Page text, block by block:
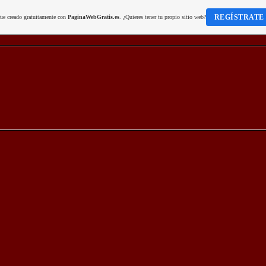
creado gratuitamente con PaginaWebGratis.es. ¿Quieres tener tu propio sitio web? REGÍSTRATE